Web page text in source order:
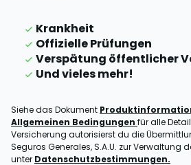
Krankheit
Offizielle Prüfungen
Verspätung öffentlicher
Und vieles mehr!
Siehe das Dokument
Allgemeinen Bedingungen für alle
Versicherung autorisierst du die
Seguros Generales, S.A.U. zur Verwaltung
unter Datenschutzbestimmungen.